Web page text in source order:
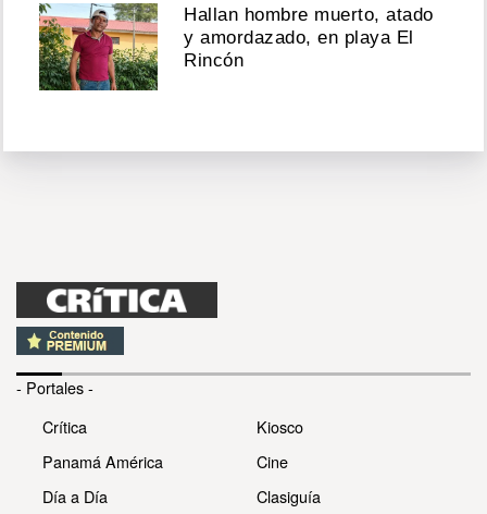
Hallan hombre muerto, atado
y amordazado, en playa El
Rincón
- Portales -
Crítica
Panamá América
Día a Día
Kiosco
Cine
Clasiguía